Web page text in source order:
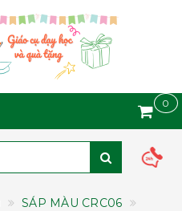
0
SÁP MÀU CRC06